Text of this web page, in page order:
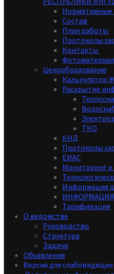
Нормативные
Состав
План работы
Протоколы
Контакты
Ценообразование
Калькулятор
Раскрытие
ТКО
КНД
Протоколы
ЕИАС
Мониторинг и
Информация
Тарификация
О ведомстве
Руководство
Структура
Задачи
Объявления
Версия для слабовидящих